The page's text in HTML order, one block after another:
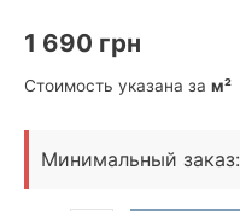
1 690 грн
Стоимость указана за м²
Минимальный заказ: